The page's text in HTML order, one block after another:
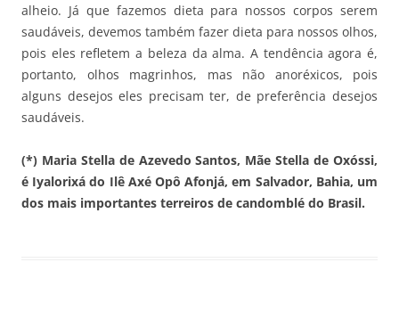
alheio. Já que fazemos dieta para nossos corpos serem
saudáveis, devemos também fazer dieta para nossos olhos,
pois eles refletem a beleza da alma. A tendência agora é,
portanto, olhos magrinhos, mas não anoréxicos, pois
alguns desejos eles precisam ter, de preferência desejos
saudáveis.
(*) Maria Stella de Azevedo Santos, Mãe Stella de Oxóssi,
é Iyalorixá do Ilê Axé Opô Afonjá, em Salvador, Bahia, um
dos mais importantes terreiros de candomblé do Brasil.